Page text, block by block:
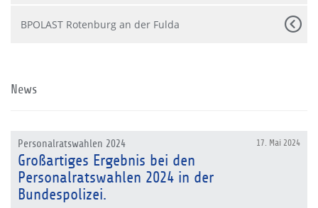
BPOLAST Rotenburg an der Fulda
News
17. Mai 2024
Personalratswahlen 2024
Großartiges Ergebnis bei den
Personalratswahlen 2024 in der
Bundespolizei.